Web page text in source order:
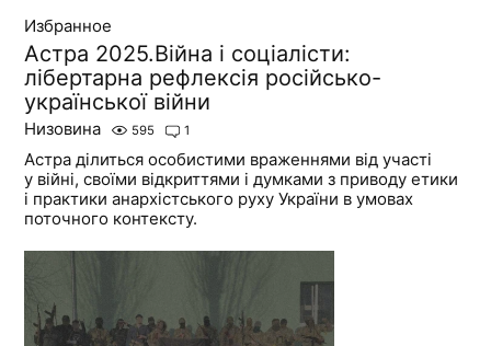
Избранное
Астра 2025.Війна і соціалісти:
лібертарна рефлексія російсько-
української війни
Низовина 595 1
Астра ділиться особистими враженнями від участі
у війні, своїми відкриттями і думками з приводу етики
і практики анархістського руху України в умовах
поточного контексту.